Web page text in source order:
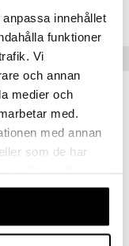
innehållet
funktioner
Vi
och annan
medier och
med.
med annan
som de har
vår webbplats.